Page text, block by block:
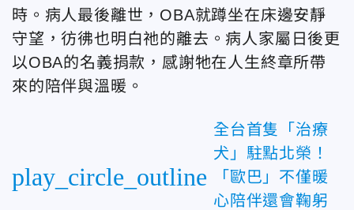
時。病人最後離世，OBA就蹲坐在床邊安靜
守望，彷彿也明白祂的離去。病人家屬日後更
以OBA的名義捐款，感謝牠在人生終章所帶
來的陪伴與溫暖。
play_circle_outline
全台首隻「治療
犬」駐點北榮！
「歐巴」不僅暖
心陪伴還會鞠躬